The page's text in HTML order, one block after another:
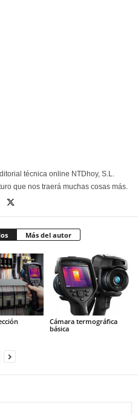
técnica online NTDhoy, S.L.
que nos traerá muchas cosas más.
Más del autor
Cámara termográfica
básica